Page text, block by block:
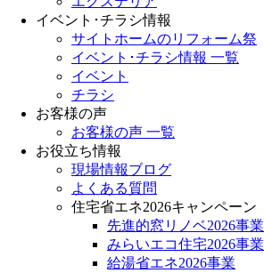
イベント･チラシ情報
サイトホームのリフォーム祭
イベント･チラシ情報 一覧
イベント
チラシ
お客様の声
お客様の声 一覧
お役立ち情報
現場情報ブログ
よくある質問
住宅省エネ2026キャンペーン
先進的窓リノベ2026事業
みらいエコ住宅2026事業
給湯省エネ2026事業